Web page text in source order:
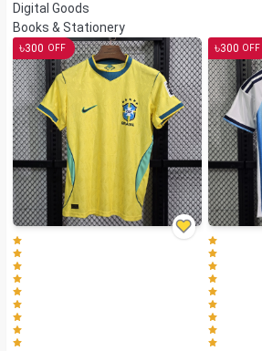
Digital Goods
Books & Stationery
৳300 OFF ৳300 OFF